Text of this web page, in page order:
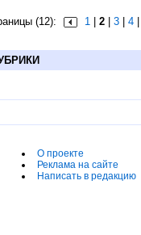
(12): 1 2 3 4
О проекте
Реклама на сайте
Написать в редакцию